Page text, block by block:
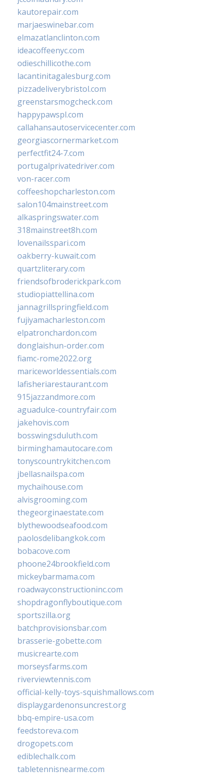
kautorepair.com
marjaeswinebar.com
elmazatlanclinton.com
ideacoffeenyc.com
odieschillicothe.com
lacantinitagalesburg.com
pizzadeliverybristol.com
greenstarsmogcheck.com
happypawspl.com
callahansautoservicecenter.com
georgiascornermarket.com
perfectfit24-7.com
portugalprivatedriver.com
von-racer.com
coffeeshopcharleston.com
salon104mainstreet.com
alkaspringswater.com
318mainstreet8h.com
lovenailsspari.com
oakberry-kuwait.com
quartzliterary.com
friendsofbroderickpark.com
studiopiattellina.com
jannagrillspringfield.com
fujiyamacharleston.com
elpatronchardon.com
donglaishun-order.com
fiamc-rome2022.org
mariceworldessentials.com
lafisheriarestaurant.com
915jazzandmore.com
aguadulce-countryfair.com
jakehovis.com
bosswingsduluth.com
birminghamautocare.com
tonyscountrykitchen.com
jbellasnailspa.com
mychaihouse.com
alvisgrooming.com
thegeorginaestate.com
blythewoodseafood.com
paolosdelibangkok.com
bobacove.com
phoone24brookfield.com
mickeybarmama.com
roadwayconstructioninc.com
shopdragonflyboutique.com
sportszilla.org
batchprovisionsbar.com
brasserie-gobette.com
musicrearte.com
morseysfarms.com
riverviewtennis.com
official-kelly-toys-squishmallows.com
displaygardenonsuncrest.org
bbq-empire-usa.com
feedstoreva.com
drogopets.com
ediblechalk.com
tabletennisnearme.com